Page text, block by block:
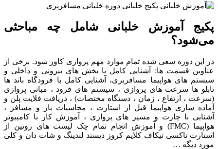
پکیج آموزش خلبانی شامل چه مباحثی
می‌شود؟
در این دوره سعی شده تمام موارد مهم پروازی کاور شود. برخی از
عناوین قسمت ها: آشنایی کامل با بخش های بیرونی و داخلی و
سیستم های هواپیما مسافربری، آشنایی کامل با فرودگاه باند ها
تابلو ها سرعت های پروازی ، سیستم های فرود ، مبانی پروازی
(سرعت ، ارتفاع ، زمان ، دستگاه مختصات) ، دریافت فلایت پلن و
آماده سازی هواپیما قبل از استارت ، محاسبات بار و مسافر ،
آشنایی با چارت و مسیر های پروازی ، آموزش کار با کامپیوتر
هواپیما (FMC) و آموزش انجام تمام چک لیست های روتین از
استارت تاکسی تیکاف کلایم کروز دیسند لندینگ و شات دان و کلی
مورد دیگه …